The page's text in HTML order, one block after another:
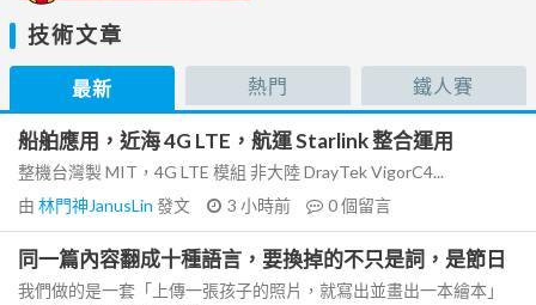
技術文章
最新 熱門 鐵人賽
船舶應用，近海 4G LTE，航運 Starlink 整合運用
整機台灣製 MIT，4G LTE 模組 非大陸 DrayTek VigorC4...
由 林門神JanusLin 發文 3 小時前 0個留言
同一篇內容翻成十種語言，要換掉的不只是詞，是節日
我們做的是一套「上傳一張孩子的照片，就寫出並畫出一本繪本」